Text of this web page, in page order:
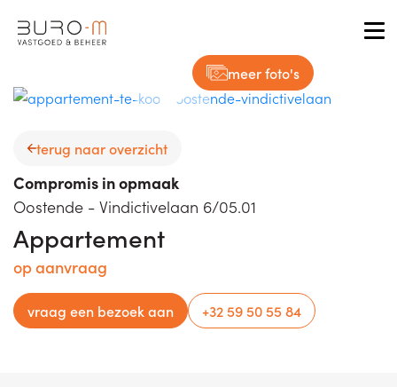
meer foto's
terug naar overzicht
Compromis in opmaak
Oostende - Vindictivelaan 6/05.01
Appartement
op aanvraag
vraag een bezoek aan +32 59 50 55 84